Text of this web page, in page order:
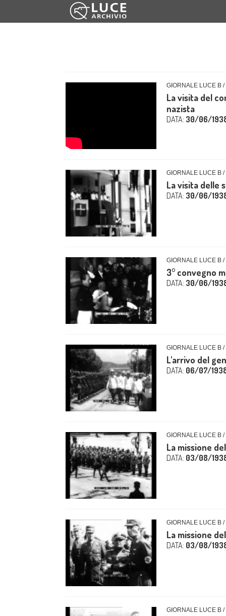
GIORNALE LUCE B
La visita del
nazista
DATA: 30/06/
GIORNALE LUCE B
La visita delle
DATA: 30/06/
GIORNALE LUCE B
3° convegno
DATA: 30/06/
GIORNALE LUCE B
L'arrivo del
DATA: 06/07/
GIORNALE LUCE B
La missione
DATA: 03/08/
GIORNALE LUCE B
La missione
DATA: 03/08/
GIORNALE LUCE B